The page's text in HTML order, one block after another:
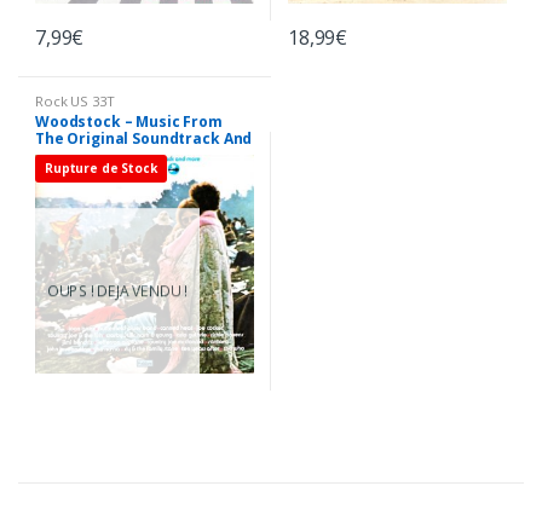
7,99€ 18,99€
Rock US 33T
Woodstock – Music From
The Original Soundtrack And
More – 3 x Vinyl LP 33T
Rupture de Stock
OUPS ! DEJA VENDU !